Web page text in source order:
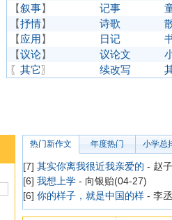
【叙事】 记事
【抒情】 诗歌
【应用】 日记
【议论】 议论文
〖 其它〗 续改写
热门新作文 年度热门 小学总
[7] 其实你离我很近我亲爱的 - 赵
[6] 我想上学 - 向银贻(04-27)
[6] 你的样子，就是中国的样 - 李